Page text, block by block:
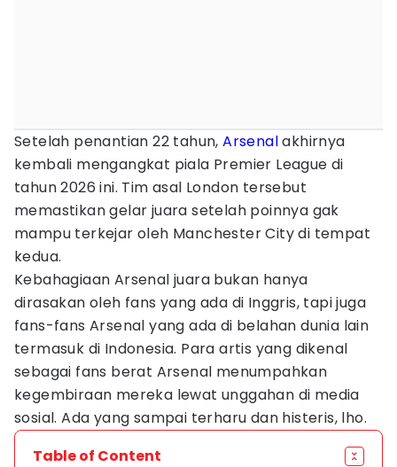
Setelah penantian 22 tahun,Arsenalakhirnya
kembali mengangkat piala Premier League di
tahun 2026 ini. Tim asal London tersebut
memastikan gelar juara setelah poinnya gak
mampu terkejar oleh Manchester City di tempat
kedua.
Kebahagiaan Arsenal juara bukan hanya
dirasakan oleh fans yang ada di Inggris, tapi juga
fans-fans Arsenal yang ada di belahan dunia lain
termasuk di Indonesia. Para artis yang dikenal
sebagai fans berat Arsenal menumpahkan
kegembiraan mereka lewat unggahan di media
sosial. Ada yang sampai terharu dan histeris, lho.
Table of Content